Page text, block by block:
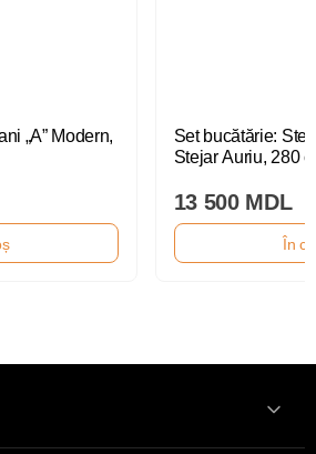
„A” Modern,
Set bucătărie:
Stejar Auriu, 280
13 500 MDL
În